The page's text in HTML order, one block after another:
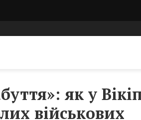
як у
військових